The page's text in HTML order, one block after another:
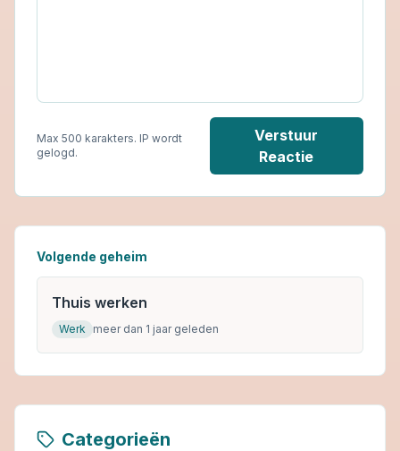
Max 500 karakters. IP wordt
gelogd.
Verstuur
Reactie
Volgende geheim
Thuis werken
Werk meer dan 1 jaar geleden
Categorieën